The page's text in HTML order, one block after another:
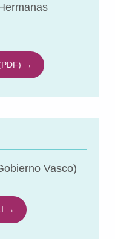
→
Vasco)
→